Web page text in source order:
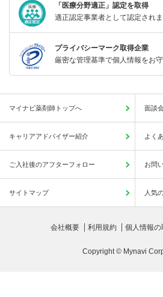
「医療分野適正」認定を取得
適正認定事業者として認定されま
プライバシーマーク取得企業
厳密な管理基準で個人情報をお守
マイナビ薬剤師トップへ 面談
キャリアアドバイザー紹介 よく
ご入社後のアフターフォロー お問
サイトマップ 人気
会社概要 利用規約 個人情報の
Copyright © Mynavi